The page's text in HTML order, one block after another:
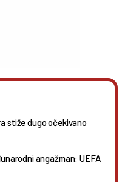
stiže dugo očekivano
angažman: UEFA